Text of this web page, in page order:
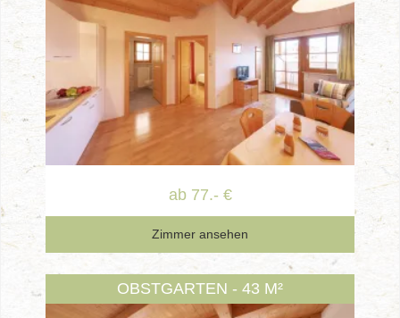
ab 77.- €
Zimmer ansehen
OBSTGARTEN - 43 M²